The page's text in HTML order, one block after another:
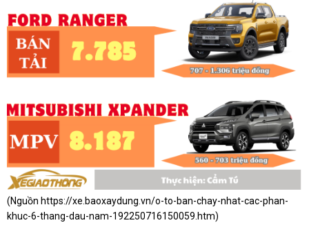
(Nguồn https://xe.baoxaydung.vn/o-to-ban-chay-nhat-cac-phan-
khuc-6-thang-dau-nam-192250716150059.htm)